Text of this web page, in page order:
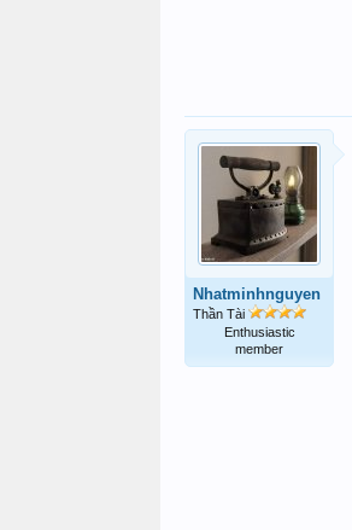
Nhatminhnguyen
Thần Tài
Enthusiastic
member